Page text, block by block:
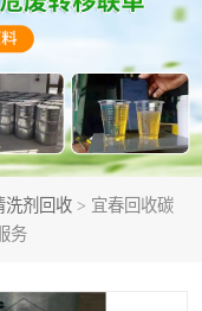
洗剂回收 > 宜春回收碳
务
剂回收
油废清洗剂回收
压油回收
三四氯乙烯